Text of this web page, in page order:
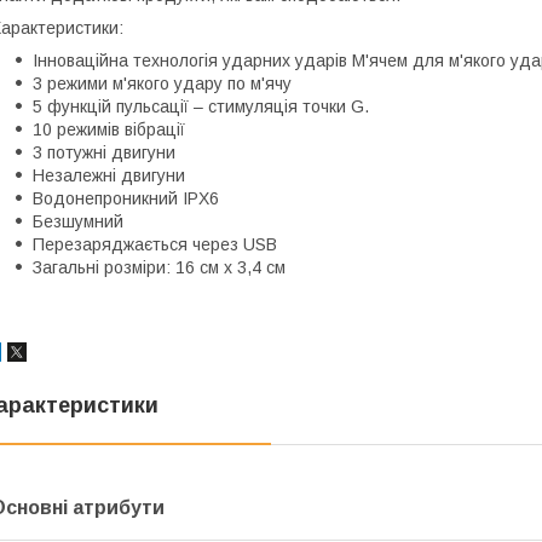
Інноваційна технологія ударних ударів М'ячем для м'якого
3 режими м'якого удару по м'ячу
5 функцій пульсації – стимуляція точки G.
10 режимів вібрації
3 потужні двигуни
Незалежні двигуни
Водонепроникний IPX6
Безшумний
Перезаряджається через USB
Загальні розміри: 16 см x 3,4 см
атрибути